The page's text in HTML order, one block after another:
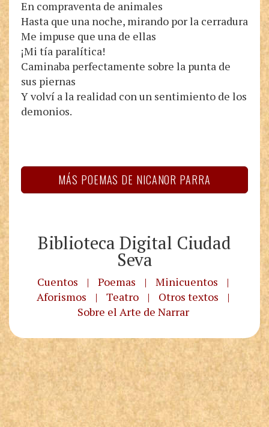
En compraventa de animales
Hasta que una noche, mirando por la cerradura
Me impuse que una de ellas
¡Mi tía paralítica!
Caminaba perfectamente sobre la punta de
sus piernas
Y volví a la realidad con un sentimiento de los
demonios.
MÁS POEMAS DE NICANOR PARRA
Biblioteca Digital Ciudad
Seva
Cuentos | Poemas | Minicuentos
|
Aforismos
| Teatro | Otros textos
|
Sobre el Arte de Narrar